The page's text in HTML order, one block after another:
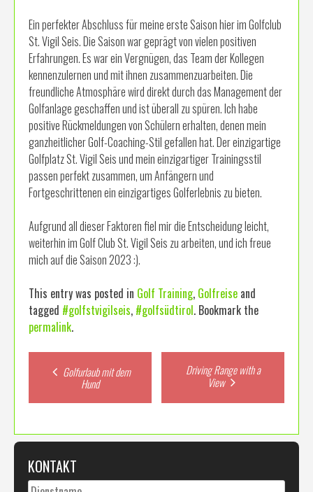
Ein perfekter Abschluss für meine erste Saison hier im Golfclub
St. Vigil Seis. Die Saison war geprägt von vielen positiven
Erfahrungen. Es war ein Vergnügen, das Team der Kollegen
kennenzulernen und mit ihnen zusammenzuarbeiten. Die
freundliche Atmosphäre wird direkt durch das Management der
Golfanlage geschaffen und ist überall zu spüren. Ich habe
positive Rückmeldungen von Schülern erhalten, denen mein
ganzheitlicher Golf-Coaching-Stil gefallen hat. Der einzigartige
Golfplatz St. Vigil Seis und mein einzigartiger Trainingsstil
passen perfekt zusammen, um Anfängern und
Fortgeschrittenen ein einzigartiges Golferlebnis zu bieten.
Aufgrund all dieser Faktoren fiel mir die Entscheidung leicht,
weiterhin im Golf Club St. Vigil Seis zu arbeiten, und ich freue
mich auf die Saison 2023 :).
This entry was posted in Golf Training, Golfreise and
tagged #golfstvigilseis, #golfsüdtirol. Bookmark the
permalink.
Post
navigation
Golfurlaub mit dem
Hund
Driving Range with a
View
KONTAKT